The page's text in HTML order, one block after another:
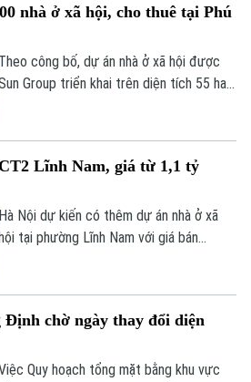
tỷ đồng.
nhà ở xã hội, cho thuê tại Phú
Theo công bố, dự án nhà ở xã hội được
Group triển khai trên diện tích 55 ha
Lĩnh Nam, giá từ 1,1 tỷ
Hà Nội dự kiến có thêm dự án nhà ở xã
tại phường Lĩnh Nam với giá bán
III/2026.
chờ ngày thay đổi diện
Quy hoạch tổng mặt bằng khu vực